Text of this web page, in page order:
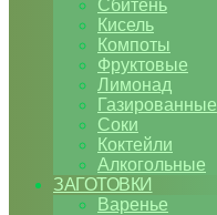
Сбитень
Кисель
Компоты
Фруктовые
Лимонад
Газированные
Соки
Коктейли
Алкогольные
ЗАГОТОВКИ
Варенье